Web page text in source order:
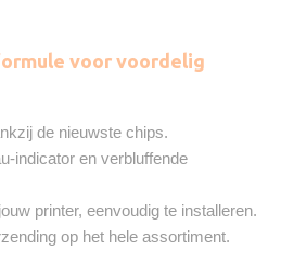
voor voordelig
de nieuwste chips.
indicator en verbluffende
printer, eenvoudig te installeren.
op het hele assortiment.